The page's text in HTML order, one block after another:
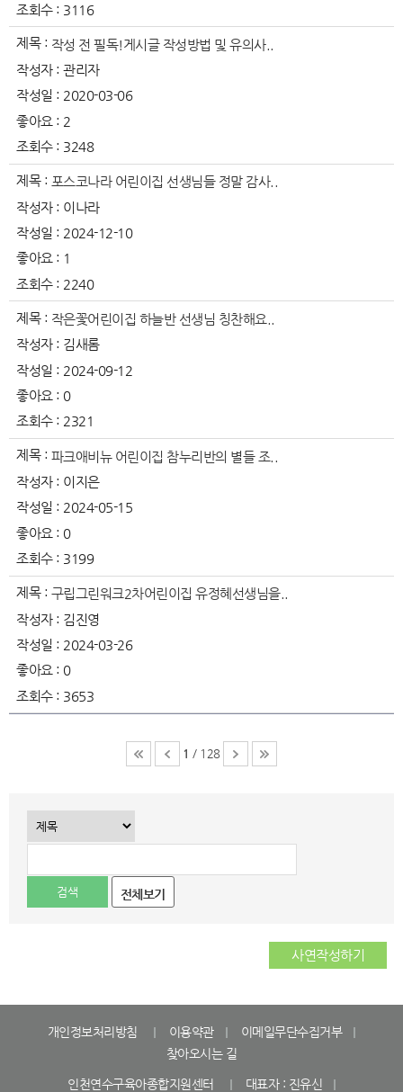
조회수 : 3116
제목 : 작성 전 필독!게시글 작성방법 및 유의사..
작성자 :관리자
작성일 : 2020-03-06
좋아요 : 2
조회수 : 3248
제목 : 포스코나라 어린이집 선생님들 정말 감사..
작성자 : 이나라
작성일 : 2024-12-10
좋아요 : 1
조회수 : 2240
제목 : 작은꽃어린이집 하늘반 선생님 칭찬해요..
작성자 : 김새롬
작성일 : 2024-09-12
좋아요 : 0
조회수 : 2321
제목 : 파크애비뉴 어린이집 참누리반의 별들 조..
작성자 : 이지은
작성일 : 2024-05-15
좋아요 : 0
조회수 : 3199
제목 : 구립그린워크2차어린이집 유정혜선생님을..
작성자 : 김진영
작성일 : 2024-03-26
좋아요 : 0
조회수 : 3653
1 / 128
전체보기
사연작성하기
개인정보처리방침 이용약관
이메일무단수집거부
찾아오시는 길
인천연수구육아종합지원센터 대표자 : 진유신